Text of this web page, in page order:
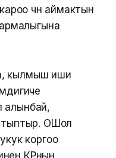
үчүн аймактын
кылмыш иши
алынбай,
ОШол
коргоо
КРнын